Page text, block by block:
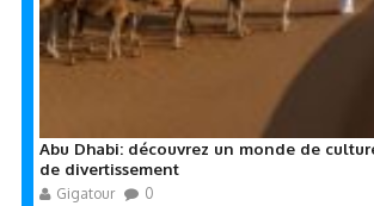
Abu Dhabi: découvrez un monde de
de divertissement
Gigatour 0